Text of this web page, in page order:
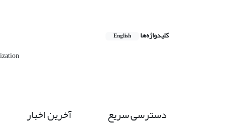
کلیدواژه‌ها English
دسترسی سریع آخرین اخبار